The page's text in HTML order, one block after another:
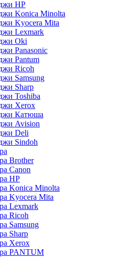
HP
Konica Minolta
Kyocera Mita
Lexmark
Oki
Panasonic
Pantum
Ricoh
Samsung
Sharp
Toshiba
Xerox
Катюша
Avision
Deli
Sindoh
Brother
Canon
HP
Konica Minolta
Kyocera Mita
Lexmark
Ricoh
Samsung
Sharp
Xerox
PANTUM